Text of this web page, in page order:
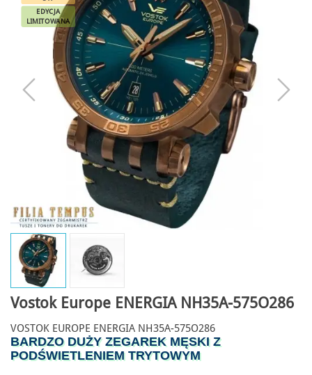
EDYCJA
LIMITOWANA
Vostok Europe ENERGIA NH35A-575O286
VOSTOK EUROPE ENERGIA NH35A-575O286
BARDZO DUŻY ZEGAREK MĘSKI Z
PODŚWIETLENIEM TRYTOWYM